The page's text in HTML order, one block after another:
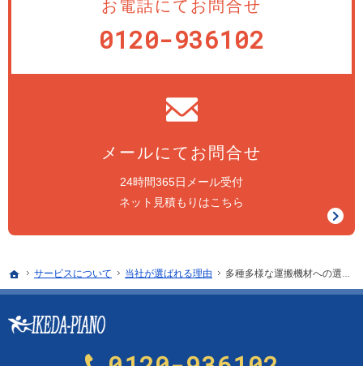
お電話にてお問合せ
0120-936102
メールにてお問合せ
24時間365日メール受付
ネット見積もりはこちら
ホーム
サービスについて 当社が選ばれる理由 多種多様な運搬機材への選定力